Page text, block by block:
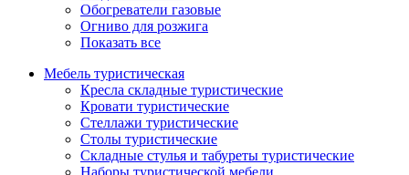
Обогреватели газовые
Огниво для розжига
Показать все
Мебель туристическая
Кресла складные туристические
Кровати туристические
Стеллажи туристические
Столы туристические
Складные стулья и табуреты туристические
Наборы туристической мебели